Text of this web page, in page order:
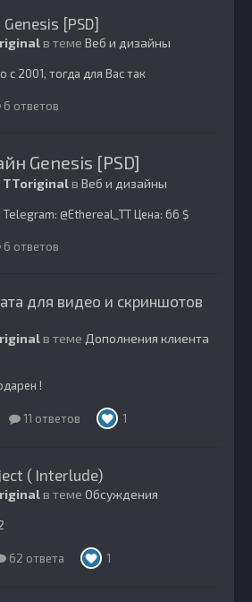
[PSD]
в теме Веб и дизайны
с 2001, тогда для Вас так
6 ответов
Genesis [PSD]
TToriginalв Веб и дизайны
@Ethereal_TT Цена: 66 $
6 ответов
для видео и скриншотов
в теме Дополнения клиента
!
11 ответов 1
( Interlude)
в теме Обсуждения
62 ответа 1